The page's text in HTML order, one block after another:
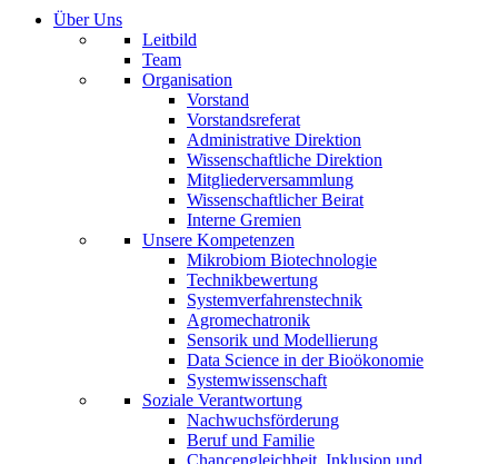
Über Uns
Leitbild
Team
Organisation
Vorstand
Vorstandsreferat
Administrative Direktion
Wissenschaftliche Direktion
Mitgliederversammlung
Wissenschaftlicher Beirat
Interne Gremien
Unsere Kompetenzen
Mikrobiom Biotechnologie
Technikbewertung
Systemverfahrenstechnik
Agromechatronik
Sensorik und Modellierung
Data Science in der Bioökonomie
Systemwissenschaft
Soziale Verantwortung
Nachwuchsförderung
Beruf und Familie
Chancengleichheit, Inklusion und